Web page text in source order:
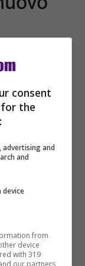
che
consent
the
advertising and
and
device
from
device
with 319
our partners